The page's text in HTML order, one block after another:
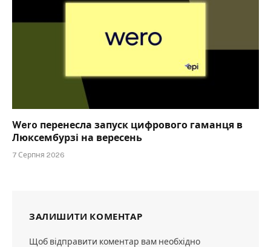
Wero перенесла запуск цифрового гаманця в
Люксембурзі на вересень
7 Серпня 2026
ЗАЛИШИТИ КОМЕНТАР
Щоб відправити коментар вам необхідно